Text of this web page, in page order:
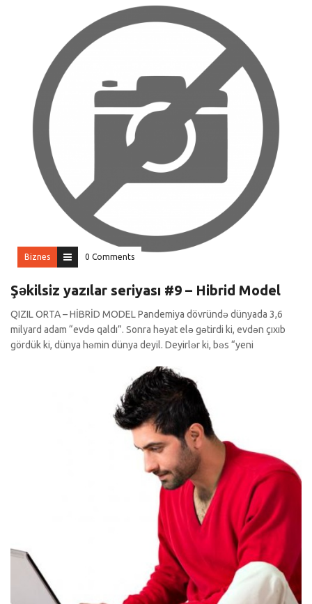
Biznes 0 Comments
Şəkilsiz yazılar seriyası #9 – Hibrid Model
QIZIL ORTA – HİBRİD MODEL Pandemiya dövründə dünyada 3,6
milyard adam “evdə qaldı”. Sonra həyat elə gətirdi ki, evdən çıxıb
gördük ki, dünya həmin dünya deyil. Deyirlər ki, bəs “yeni